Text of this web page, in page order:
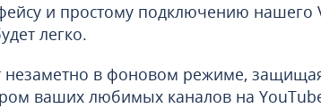
и простому подключению нашего
легко.
в фоновом режиме,
ваших любимых каналов на